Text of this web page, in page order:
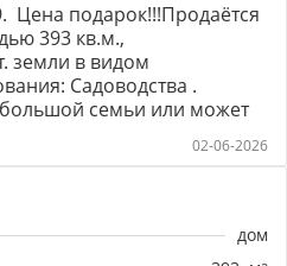
Цена подарок!!!Продаётся
393 кв.м.,
земли в видом
Садоводства .
семьи или может
находится в
на ухоженном
комфортного
отличным сочетанием
его оптимальным
02-06-2026
дом